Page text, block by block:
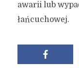
awarii lub
łańcuchowej.